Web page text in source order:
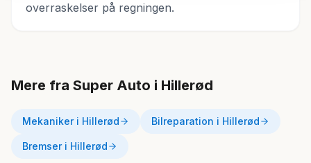
overraskelser på regningen.
Mere fra Super Auto i Hillerød
Mekaniker i Hillerød Bilreparation i Hillerød
Bremser i Hillerød